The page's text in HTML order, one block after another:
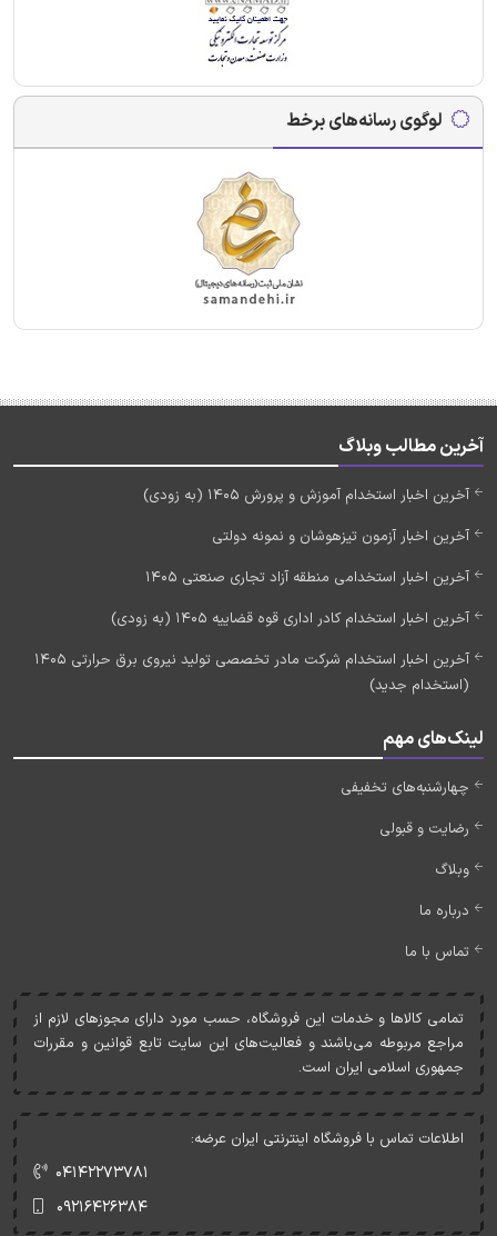
لوگوی رسانه‌های برخط
آخرین مطالب وبلاگ
آخرین اخبار استخدام آموزش و پرورش 1405 (به زودی)
آخرین اخبار آزمون تیزهوشان و نمونه دولتی
آخرین اخبار استخدامی منطقه آزاد تجاری صنعتی 1405
آخرین اخبار استخدام کادر اداری قوه قضاییه 1405 (به زودی)
آخرین اخبار استخدام شرکت مادر تخصصی تولید نیروی برق حرارتی 1405
(استخدام جدید)
لینک‌های مهم
چهارشنبه‌های تخفیفی
رضایت و قبولی
وبلاگ
درباره ما
تماس با ما
تمامی کالاها و خدمات اين فروشگاه، حسب مورد دارای مجوزهای لازم از
مراجع مربوطه می‌باشند و فعاليت‌های اين سايت تابع قوانين و مقررات
جمهوری اسلامی ايران است.
اطلاعات تماس با فروشگاه اینترنتی ایران عرضه:
۰۴۱۴۲۲۷۳۷۸۱
۰۹۲۱۶۴۲۶۳۸۴